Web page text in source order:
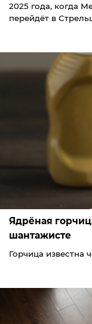
2025 года, когда
перейдёт в
Ядрёная
шантажисте
Горчица известна